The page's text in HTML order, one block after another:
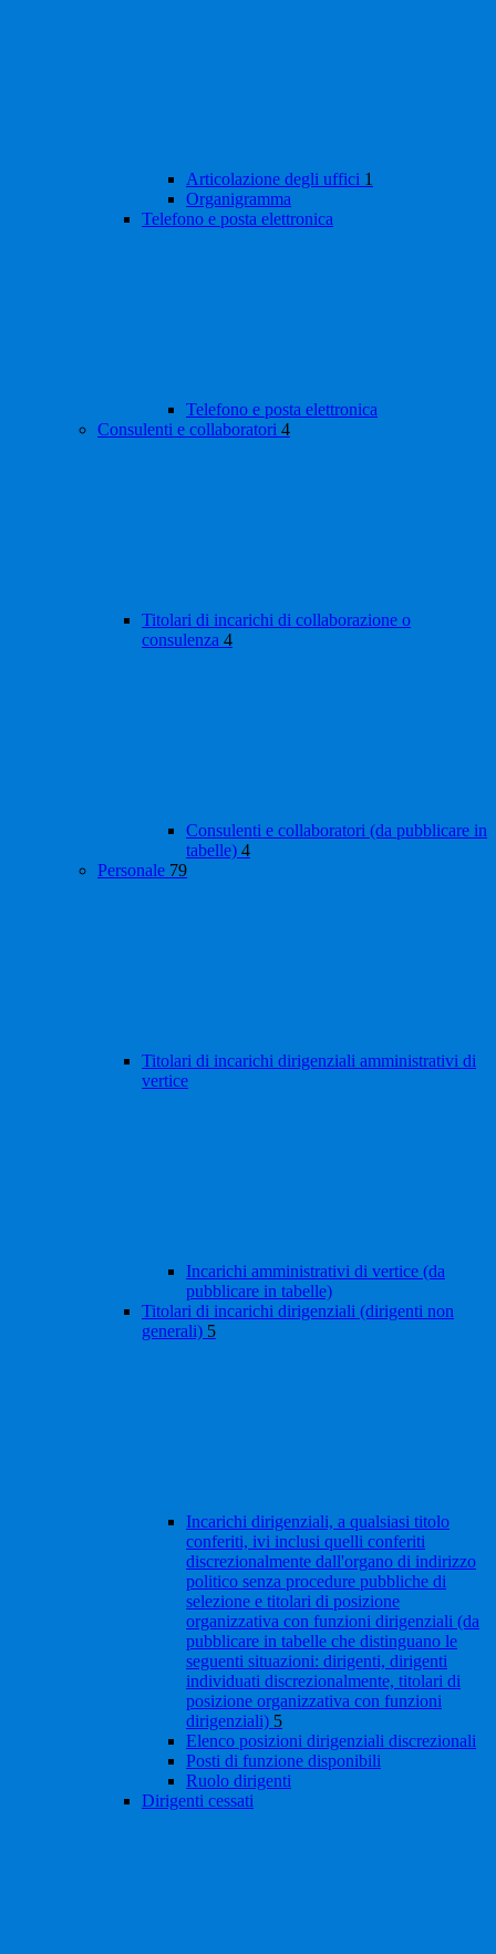
Articolazione degli uffici 1
Organigramma
Telefono e posta elettronica
Telefono e posta elettronica
Consulenti e collaboratori 4
Titolari di incarichi di collaborazione o
consulenza 4
Consulenti e collaboratori (da pubblicare in
tabelle) 4
Personale 79
Titolari di incarichi dirigenziali amministrativi di
vertice
Incarichi amministrativi di vertice (da
pubblicare in tabelle)
Titolari di incarichi dirigenziali (dirigenti non
generali) 5
Incarichi dirigenziali, a qualsiasi titolo
conferiti, ivi inclusi quelli conferiti
discrezionalmente dall'organo di indirizzo
politico senza procedure pubbliche di
selezione e titolari di posizione
organizzativa con funzioni dirigenziali (da
pubblicare in tabelle che distinguano le
seguenti situazioni: dirigenti, dirigenti
individuati discrezionalmente, titolari di
posizione organizzativa con funzioni
dirigenziali) 5
Elenco posizioni dirigenziali discrezionali
Posti di funzione disponibili
Ruolo dirigenti
Dirigenti cessati